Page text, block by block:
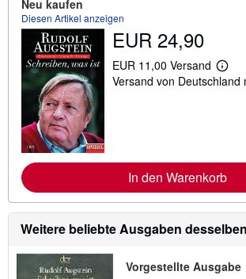
e
n
z
d
k
o
s
t
Neu kaufen
Diesen Artikel anzeigen
EUR 24,90
EUR 11,00 Versand
W
e
n
f
r
m
a
t
n
Versand von Deutschland
In den Warenkorb
Weitere beliebte Ausgaben
Vorgestellte Ausgabe